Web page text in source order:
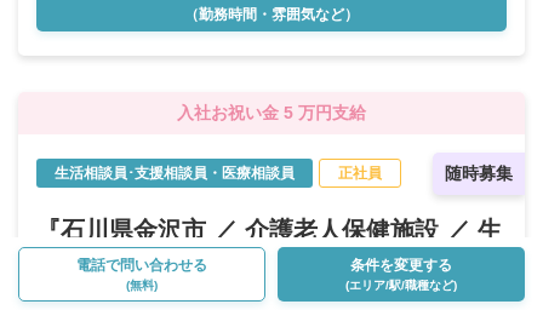
（勤務時間・雰囲気など）
入社お祝い金 5 万円支給
随時募集
生活相談員･支援相談員・医療相談員 正社員
『石川県金沢市 ／ 介護老人保健施設 ／ 生
活相談員･支援相談員・医療相談員 ／ 正社
員』のお仕事
電話で問い合わせる
(無料)
条件を変更する
(エリア/駅/職種など)